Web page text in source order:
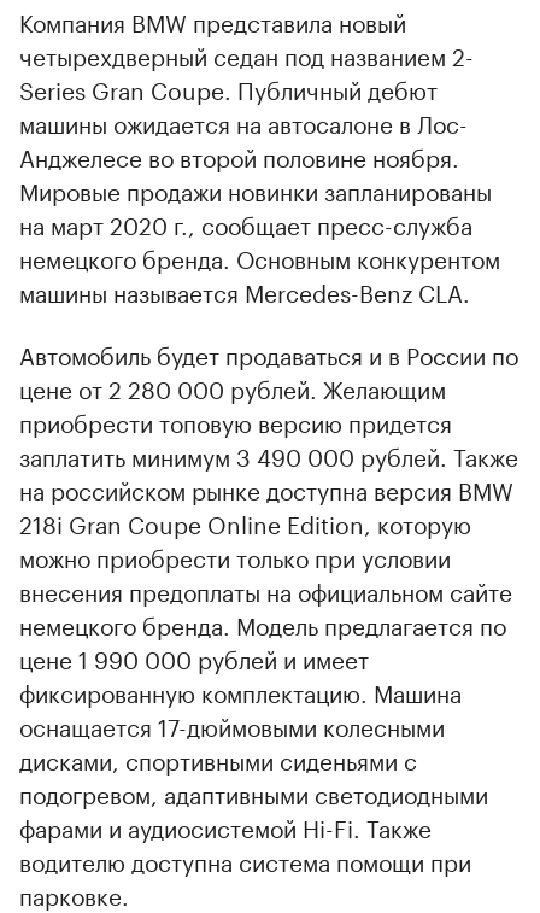
Компания BMW представила новый
четырехдверный седан под названием 2-
Series Gran Coupe. Публичный дебют
машины ожидается на автосалоне в Лос-
Анджелесе во второй половине ноября.
Мировые продажи новинки запланированы
на март 2020 г., сообщает пресс-служба
немецкого бренда. Основным конкурентом
машины называется Mercedes-Benz CLA.
Автомобиль будет продаваться и в России по
цене от 2 280 000 рублей. Желающим
приобрести топовую версию придется
заплатить минимум 3 490 000 рублей. Также
на российском рынке доступна версия BMW
218i Gran Coupe Online Edition, которую
можно приобрести только при условии
внесения предоплаты на официальном сайте
немецкого бренда. Модель предлагается по
цене 1 990 000 рублей и имеет
фиксированную комплектацию. Машина
оснащается 17-дюймовыми колесными
дисками, спортивными сиденьями с
подогревом, адаптивными светодиодными
фарами и аудиосистемой Hi-Fi. Также
водителю доступна система помощи при
парковке.